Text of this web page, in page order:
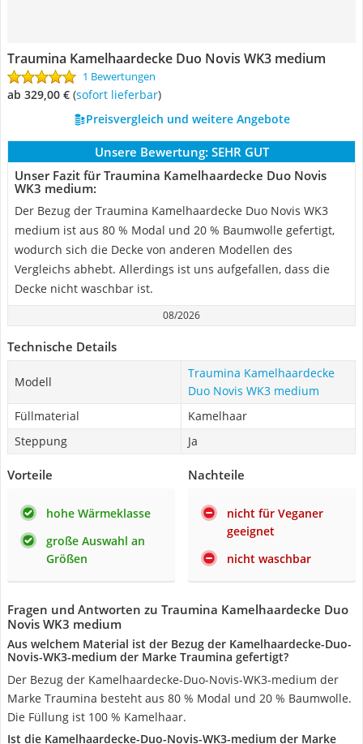
Traumina Kamelhaardecke Duo Novis WK3 medium
1 Bewertungen
ab 329,00 € ( Sofort lieferbar)
Preisvergleich und weitere Angebote
Unsere Bewertung: SEHR GUT
Unser Fazit für Traumina Kamelhaardecke Duo Novis
WK3 medium:
Der Bezug der Traumina Kamelhaardecke Duo Novis WK3
medium ist aus 80 % Modal und 20 % Baumwolle gefertigt,
wodurch sich die Decke von anderen Modellen des
Vergleichs abhebt. Allerdings ist uns aufgefallen, dass die
Decke nicht waschbar ist.
08/2026
Technische Details
Modell
Traumina Kamelhaardecke
Duo Novis WK3 medium
Füllmaterial
Kamelhaar
Steppung
Ja
Vorteile
hohe Wärmeklasse
große Auswahl an
Größen
Nachteile
nicht für Veganer
geeignet
nicht waschbar
Fragen und Antworten zu Traumina Kamelhaardecke Duo
Novis WK3 medium
Aus welchem Material ist der Bezug der Kamelhaardecke-Duo-
Novis-WK3-medium der Marke Traumina gefertigt?
Der Bezug der Kamelhaardecke-Duo-Novis-WK3-medium der
Marke Traumina besteht aus 80 % Modal und 20 % Baumwolle.
Die Füllung ist 100 % Kamelhaar.
Ist die Kamelhaardecke-Duo-Novis-WK3-medium der Marke